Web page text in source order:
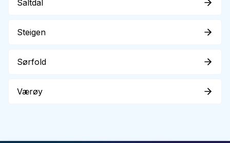
Saltdal
Steigen
Sørfold
Værøy